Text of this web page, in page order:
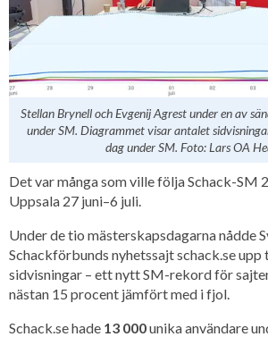
Stellan Brynell och Evgenij Agrest under en av
under SM. Diagrammet visar antalet
dag under SM. Foto: Lars OA
Det var många som ville följa Schack-SM
Uppsala 27 juni–6 juli.
Under de tio mästerskapsdagarna nådde
Schackförbunds nyhetssajt schack.se upp
sidvisningar – ett nytt SM-rekord för
nästan 15 procent jämfört med i fjol.
Schack.se hade 13 000unika användare